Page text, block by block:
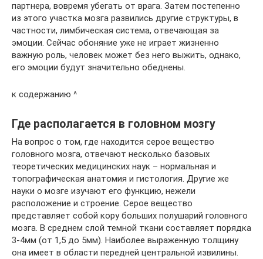
партнера, вовремя убегать от врага. Затем постепенно
из этого участка мозга развились другие структуры, в
частности, лимбическая система, отвечающая за
эмоции. Сейчас обоняние уже не играет жизненно
важную роль, человек может без него выжить, однако,
его эмоции будут значительно обеднены.
к содержанию ^
Где располагается в головном мозгу
На вопрос о том, где находится серое вещество
головного мозга, отвечают несколько базовых
теоретических медицинских наук – нормальная и
топографическая анатомия и гистология. Другие же
науки о мозге изучают его функцию, нежели
расположение и строение. Серое вещество
представляет собой кору больших полушарий головного
мозга. В среднем слой темной ткани составляет порядка
3-4мм (от 1,5 до 5мм). Наиболее выраженную толщину
она имеет в области передней центральной извилины.